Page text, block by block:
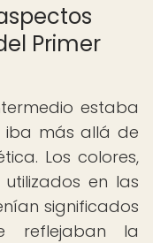
Primer
estaba
iba más allá de
Los colores,
en las
significados
reflejaban la